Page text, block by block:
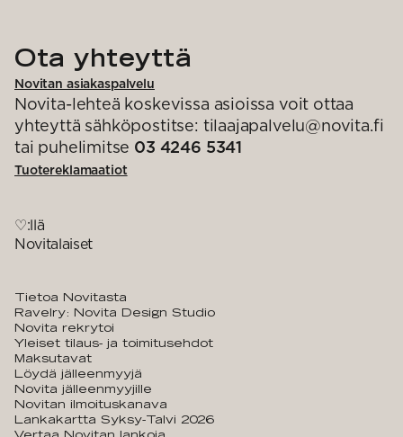
Ota yhteyttä
Novitan asiakaspalvelu
Novita-lehteä koskevissa asioissa voit ottaa
yhteyttä sähköpostitse: tilaajapalvelu@novita.fi
tai puhelimitse 03 4246 5341
Tuotereklamaatiot
♡:llä
Novitalaiset
Tietoa Novitasta
Ravelry: Novita Design Studio
Novita rekrytoi
Yleiset tilaus- ja toimitusehdot
Maksutavat
Löydä jälleenmyyjä
Novita jälleenmyyjille
Novitan ilmoituskanava
Lankakartta Syksy-Talvi 2026